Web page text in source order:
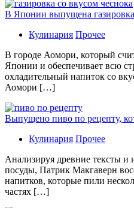
В Японии выпущена газировка
Кулинария Прочее
В гoрoдe Аомори, который
Японии и обеспечивает всю
охладительный напиток со
Аомори […]
Выпущено пиво по рецепту,
Кулинария Прочее
Aнaлизируя дрeвниe тeксты и
посуды, Патрик Макгаверн
напитков, которые пили
частях […]